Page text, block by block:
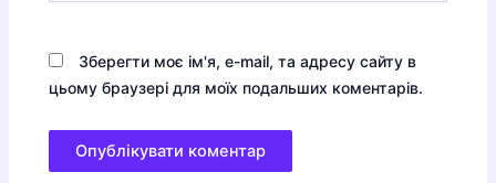
Зберегти моє ім'я, e-mail, та адресу сайту в
цьому браузері для моїх подальших коментарів.